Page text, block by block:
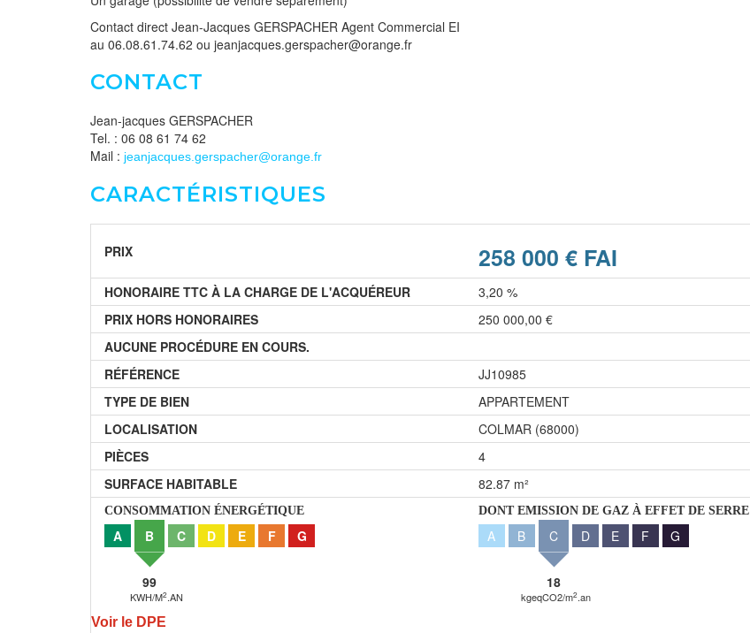
Contact direct Jean-Jacques GERSPACHER Agent Commercial EI
au 06.08.61.74.62 ou jeanjacques.gerspacher@orange.fr
CONTACT
Jean-jacques GERSPACHER
Tel. : 06 08 61 74 62
Mail : jeanjacques.gerspacher@orange.fr
CARACTÉRISTIQUES
PRIX 258 000 € FAI
HONORAIRE TTC À LA CHARGE DE L'ACQUÉREUR
3,20 %
PRIX HORS HONORAIRES
250 000,00 €
AUCUNE PROCÉDURE EN COURS.
RÉFÉRENCE
JJ10985
TYPE DE BIEN
APPARTEMENT
LOCALISATION
COLMAR (68000)
PIÈCES
4
SURFACE HABITABLE
82.87 m²
CONSOMMATION ÉNERGÉTIQUE
A B
99
KWH/M2.AN
C D E F G
DONT EMISSION DE GAZ À EFFET DE SERRE
A B C
18
kgeqCO2/m2.an
D E F G
Voir le DPE